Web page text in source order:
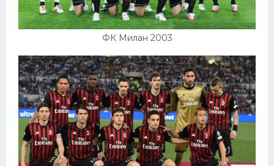
ФК Милан 2003